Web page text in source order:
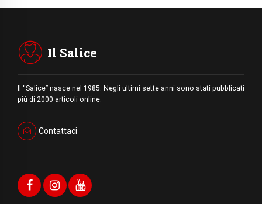
Il Salice
Il “Salice” nasce nel 1985. Negli ultimi sette anni sono stati pubblicati
più di 2000 articoli online.
Contattaci